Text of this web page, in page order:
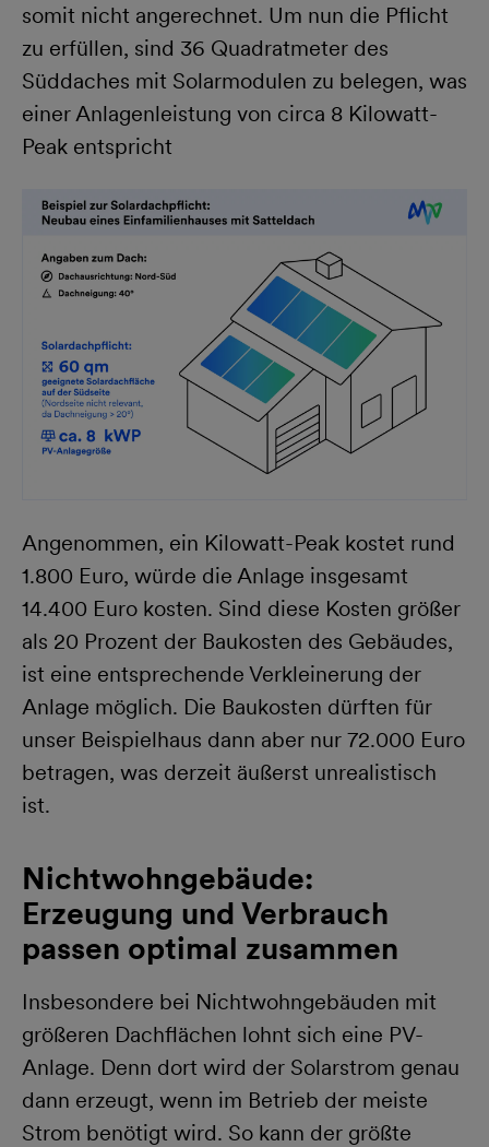
somit nicht angerechnet. Um nun die Pflicht
zu erfüllen, sind 36 Quadratmeter des
Süddaches mit Solarmodulen zu belegen, was
einer Anlagenleistung von circa 8 Kilowatt-
Peak entspricht
Angenommen, ein Kilowatt-Peak kostet rund
1.800 Euro, würde die Anlage insgesamt
14.400 Euro kosten. Sind diese Kosten größer
als 20 Prozent der Baukosten des Gebäudes,
ist eine entsprechende Verkleinerung der
Anlage möglich. Die Baukosten dürften für
unser Beispielhaus dann aber nur 72.000 Euro
betragen, was derzeit äußerst unrealistisch
ist.
Nichtwohngebäude:
Erzeugung und Verbrauch
passen optimal zusammen
Insbesondere bei Nichtwohngebäuden mit
größeren Dachflächen lohnt sich eine PV-
Anlage. Denn dort wird der Solarstrom genau
dann erzeugt, wenn im Betrieb der meiste
Strom benötigt wird. So kann der größte